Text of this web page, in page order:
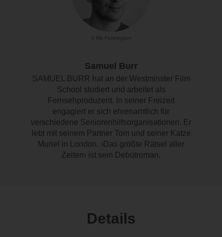
© Rik Pennington
Samuel Burr
SAMUEL BURR hat an der Westminster Film
School studiert und arbeitet als
Fernsehproduzent. In seiner Freizeit
engagiert er sich ehrenamtlich für
verschiedene Seniorenhilfsorganisationen. Er
lebt mit seinem Partner Tom und seiner Katze
Muriel in London. ›Das größte Rätsel aller
Zeiten‹ ist sein Debütroman.
Details